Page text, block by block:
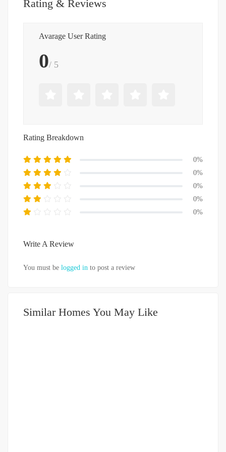
Rating & Reviews
Avarage User Rating
0/ 5
Rating Breakdown
0%
0%
0%
0%
0%
Write A Review
You must be logged in to post a review
Similar Homes You May Like